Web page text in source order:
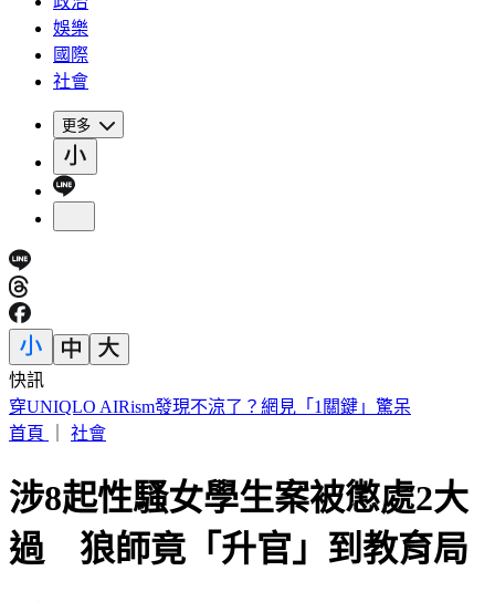
娛樂
國際
社會
更多
快訊
車禍後頭痛數月找嘸病因！吃止痛藥也沒用 醫揪這部位出問
題
涉8起性騷女學生案被懲處2大
過 狼師竟「升官」到教育局